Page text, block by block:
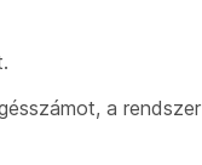
a rendszer